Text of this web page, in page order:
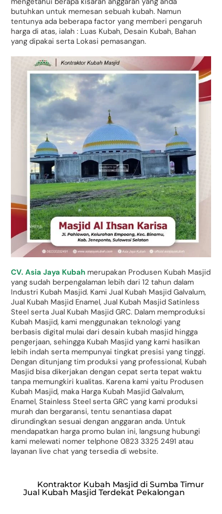
butuhkan untuk memesan sebuah kubah. Namun
tentunya ada beberapa factor yang memberi pengaruh
harga di atas, ialah : Luas Kubah, Desain Kubah, Bahan
yang dipakai serta Lokasi pemasangan.
CV. Asia Jaya Kubah merupakan Produsen Kubah Masjid
yang sudah berpengalaman lebih dari 12 tahun dalam
Industri Kubah Masjid. Kami Jual Kubah Masjid Galvalum,
Jual Kubah Masjid Enamel, Jual Kubah Masjid Satinless
Steel serta Jual Kubah Masjid GRC. Dalam memproduksi
Kubah Masjid, kami menggunakan teknologi yang
berbasis digital mulai dari desain kubah masjid hingga
pengerjaan, sehingga Kubah Masjid yang kami hasilkan
lebih indah serta mempunyai tingkat presisi yang tinggi.
Dengan ditunjang tim produksi yang professional, Kubah
Masjid bisa dikerjakan dengan cepat serta tepat waktu
tanpa memungkiri kualitas. Karena kami yaitu Produsen
Kubah Masjid, maka Harga Kubah Masjid Galvalum,
Enamel, Stainless Steel serta GRC yang kami produksi
murah dan bergaransi, tentu senantiasa dapat
dirundingkan sesuai dengan anggaran anda. Untuk
mendapatkan harga promo bulan ini, langsung hubungi
kami melewati nomer telphone 0823 3325 2491 atau
layanan live chat yang tersedia di website.
Kontraktor Kubah Masjid di Sumba Timur
Jual Kubah Masjid Terdekat Pekalongan